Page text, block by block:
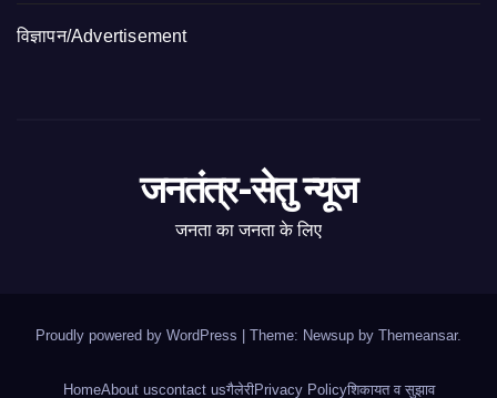
विज्ञापन/Advertisement
जनतंत्र-सेतु न्यूज
जनता का जनता के लिए
Proudly powered by WordPress Theme: Newsup by Themeansar.
HomeAbout uscontact usगैलेरीPrivacy Policyशिकायत व सुझाव